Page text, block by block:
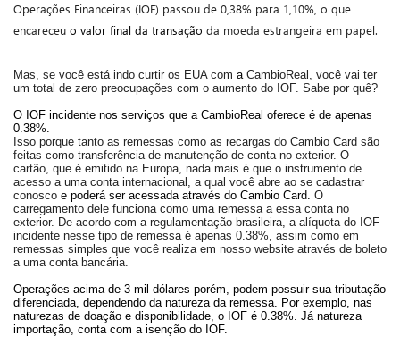
Operações Financeiras (IOF) passou de 0,38% para 1,10%, o que
encareceu o valor final da transação da moeda estrangeira em papel.
Mas, se você está indo curtir os EUA com aCambioReal, você vai ter
um total de zero preocupações com o aumento do IOF. Sabe por quê?
O IOF incidente nos serviços que a CambioReal oferece é de apenas
0.38%.
Isso porque tanto as remessas como as recargas do Cambio Card são
feitas como transferência de manutenção de conta no exterior. O
cartão, que é emitido na Europa, nada mais é que o instrumento de
acesso a uma conta internacional, a qual você abre ao se cadastrar
conosco e poderá ser acessada através do Cambio Card. O
carregamento dele funciona como uma remessa a essa conta no
exterior. De acordo com a regulamentação brasileira, a alíquota do IOF
incidente nesse tipo de remessa é apenas 0.38%, assim como em
remessas simples que você realiza em nosso website através de boleto
a uma conta bancária.
Operações acima de 3 mil dólares porém, podem possuir sua tributação
diferenciada, dependendo da natureza da remessa. Por exemplo, nas
naturezas de doação e disponibilidade, o IOF é 0.38%. Já natureza
importação, conta com a isenção do IOF.